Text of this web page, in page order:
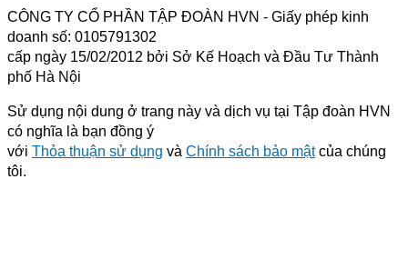
CÔNG TY CỔ PHẦN TẬP ĐOÀN HVN - Giấy phép kinh
doanh số: 0105791302
cấp ngày 15/02/2012 bởi Sở Kế Hoạch và Đầu Tư Thành
phố Hà Nội
Sử dụng nội dung ở trang này và dịch vụ tại Tập đoàn HVN
có nghĩa là bạn đồng ý
với Thỏa thuận sử dụng và Chính sách bảo mậtcủa chúng
tôi.